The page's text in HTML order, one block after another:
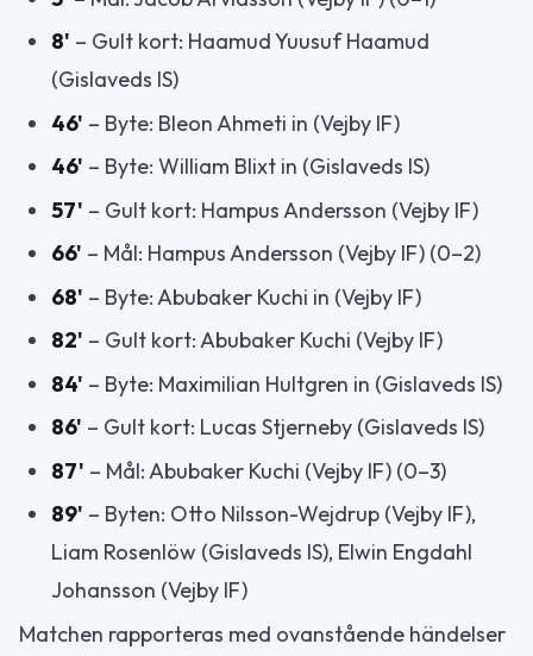
8' – Gult kort: Haamud Yuusuf Haamud
(Gislaveds IS)
46' – Byte: Bleon Ahmeti in (Vejby IF)
46' – Byte: William Blixt in (Gislaveds IS)
57' – Gult kort: Hampus Andersson (Vejby IF)
66' – Mål: Hampus Andersson (Vejby IF) (0–2)
68' – Byte: Abubaker Kuchi in (Vejby IF)
82' – Gult kort: Abubaker Kuchi (Vejby IF)
84' – Byte: Maximilian Hultgren in (Gislaveds IS)
86' – Gult kort: Lucas Stjerneby (Gislaveds IS)
87' – Mål: Abubaker Kuchi (Vejby IF) (0–3)
89' – Byten: Otto Nilsson-Wejdrup (Vejby IF),
Liam Rosenlöw (Gislaveds IS), Elwin Engdahl
Johansson (Vejby IF)
Matchen rapporteras med ovanstående händelser